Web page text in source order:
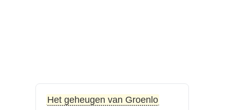
prachtige boom....”
Het geheugen van Groenlo